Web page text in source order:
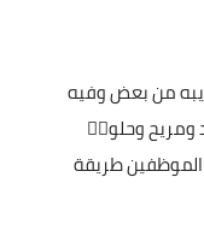
من بعض وفيه
وحلو👍🏻
طريقة